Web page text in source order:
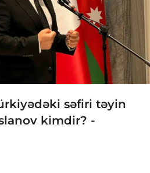
səfiri təyin
kimdir? -